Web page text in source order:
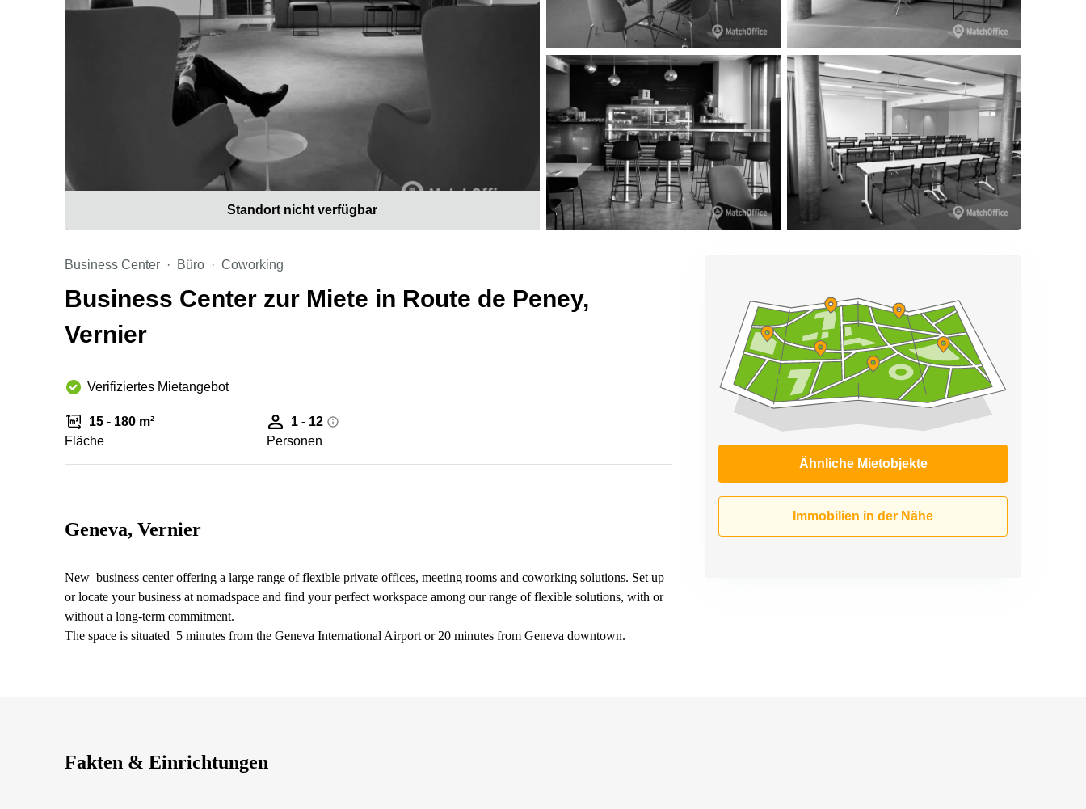
Standort nicht verfügbar
Business Center Büro Coworking
Business Center zur Miete in Route de Peney,
Vernier
Verifiziertes Mietangebot
15 - 180 m²
Fläche
1 - 12
Personen
Ähnliche Mietobjekte
Immobilien in der Nähe
Geneva, Vernier
New business center offering a large range of flexible private offices, meeting rooms and coworking solutions. Set up
or locate your business at nomadspace and find your perfect workspace among our range of flexible solutions, with or
without a long-term commitment.
The space is situated 5 minutes from the Geneva International Airport or 20 minutes from Geneva downtown.
Fakten & Einrichtungen